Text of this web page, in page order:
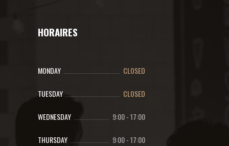
HORAIRES
MONDAY CLOSED
TUESDAY CLOSED
WEDNESDAY 9:00-17:00
THURSDAY 9:00-17:00